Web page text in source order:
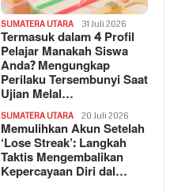
SUMATERA UTARA 31 Juli 2026
Termasuk dalam 4 Profil
Pelajar Manakah Siswa
Anda? Mengungkap
Perilaku Tersembunyi Saat
Ujian Melal…
SUMATERA UTARA 20 Juli 2026
Memulihkan Akun Setelah
‘Lose Streak’: Langkah
Taktis Mengembalikan
Kepercayaan Diri dal…